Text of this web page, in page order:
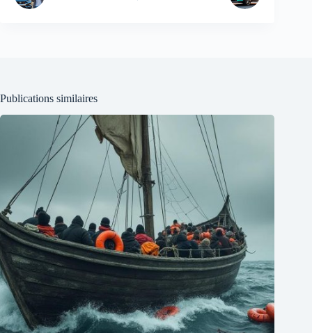
Publications similaires